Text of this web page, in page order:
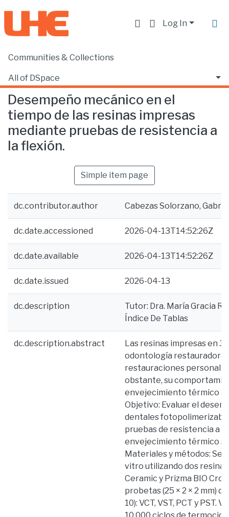
Log In
Communities & Collections
All of DSpace
Statistics
Home
Desempeño mecánico en el
tiempo de las resinas impresas
mediante pruebas de resistencia a
la flexión.
Simple item page
dc.contributor.author Cabezas Solorzano,
dc.date.accessioned 2026-04-13T14:52:26Z
dc.date.available 2026-04-13T14:52:26Z
dc.date.issued 2026-04-13
dc.description
Tutor: Dra. María Gracia
Índice De Tablas
dc.description.abstract
Las resinas impresas en
odontología restauradora
restauraciones
obstante, su
envejecimiento térmico
Objetivo: Evaluar el
dentales
pruebas de resistencia a
envejecimiento térmico
Materiales y métodos: Se
vitro utilizando dos
Ceramic y Prizma BIO
probetas (25 × 2 × 2 mm)
10): VCT, VST, PCT y